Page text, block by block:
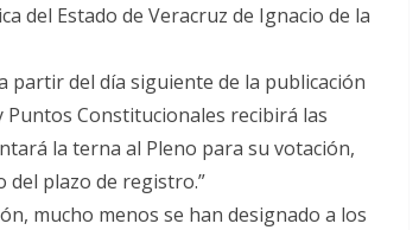
del Estado de Veracruz de Ignacio de la
partir del día siguiente de la publicación
Puntos Constitucionales recibirá las
la terna al Pleno para su votación,
del plazo de registro.”
mucho menos se han designado a los